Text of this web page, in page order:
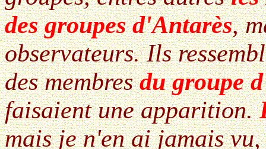
des groupes d'Antarès,
observateurs. Ils
des membresdu groupe
faisaient une apparition.
mais je n'en ai jamais